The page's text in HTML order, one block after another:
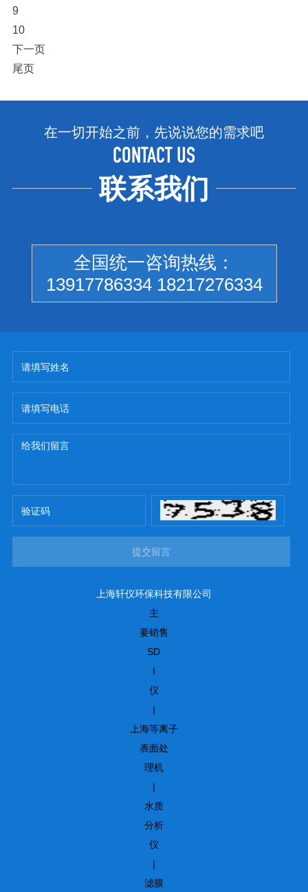
9
10
下一页
尾页
在一切开始之前，先说说您的需求吧
CONTACT US
联系我们
全国统一咨询热线：
13917786334 18217276334
提交留言
上海轩仪环保科技有限公司
主
要销售
SD
I
仪
|
上海等离子
表面处
理机
|
水质
分析
仪
|
滤膜